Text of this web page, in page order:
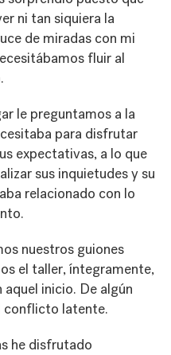
ni tan siquiera la
de miradas con mi
fluir al
le preguntamos a la
para disfrutar
expectativas, a lo que
sus inquietudes y su
relacionado con lo
nuestros guiones
el taller, íntegramente,
inicio. De algún
conflicto latente.
he disfrutado